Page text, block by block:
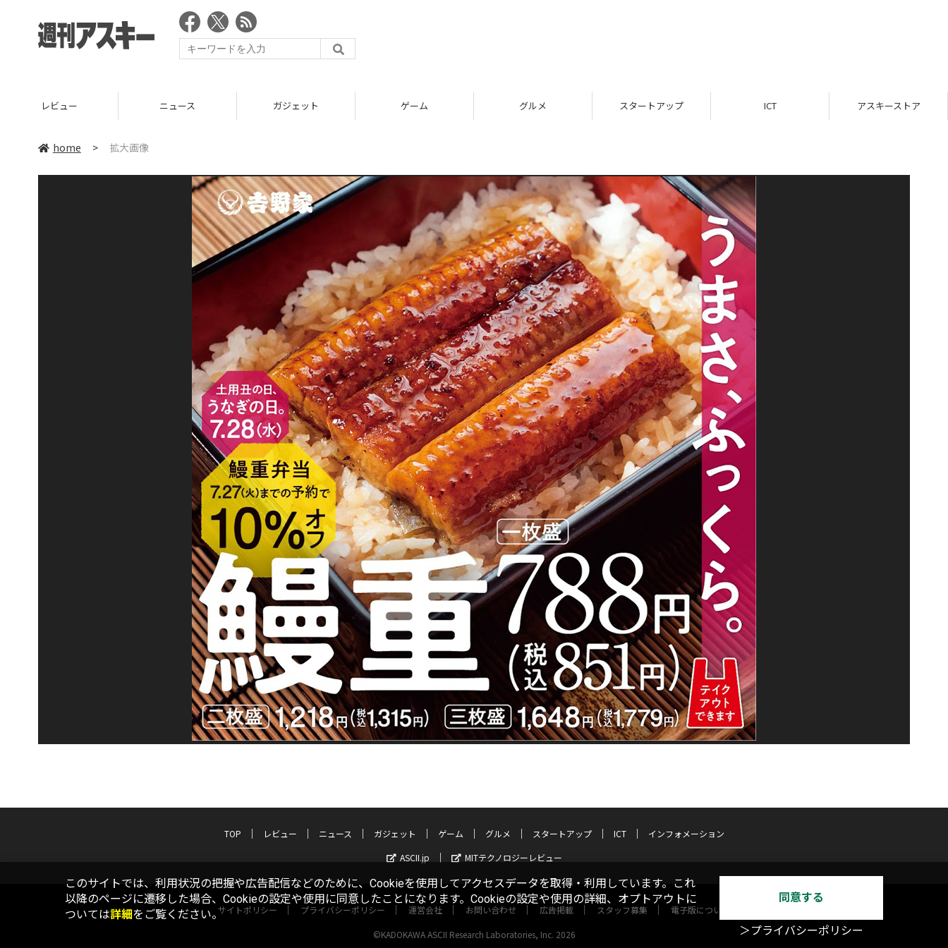
レビュー ニュース ガジェット ゲーム グルメ スタートアップ ICT アスキーストア
home > 拡大画像
TOP レビュー ニュース ガジェット ゲーム グルメ スタートアップ ICT
インフォメーション
ASCII.jp
MITテクノロジーレビュー
サイトポリシー プライバシーポリシー 運営会社 お問い合わせ 広告掲載 スタッフ募集 電子版について
©KADOKAWA ASCII Research Laboratories, Inc. 2026
このサイトでは、利用状況の把握や広告配信などのために、Cookieを使用してアクセスデータを取得・利用しています。これ
以降のページに遷移した場合、Cookieの設定や使用に同意したことになります。Cookieの設定や使用の詳細、オプトアウトに
ついては詳細をご覧ください。
同意する
＞プライバシーポリシー